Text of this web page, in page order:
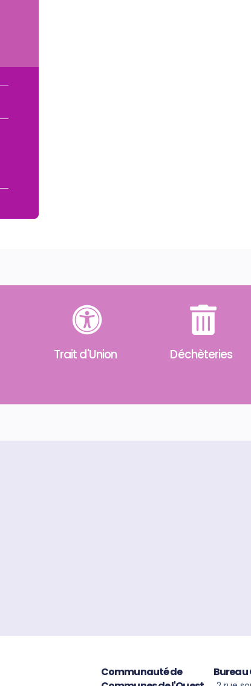
Trait d'Union Déchèteries
Communauté de